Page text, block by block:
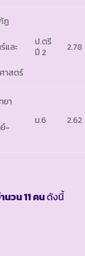
ฏ
และ
าสตร์
ป.ตรี
ปี 2
2.78
ยา
-
ม.6 2.62
นวน 11 คนดังนี้